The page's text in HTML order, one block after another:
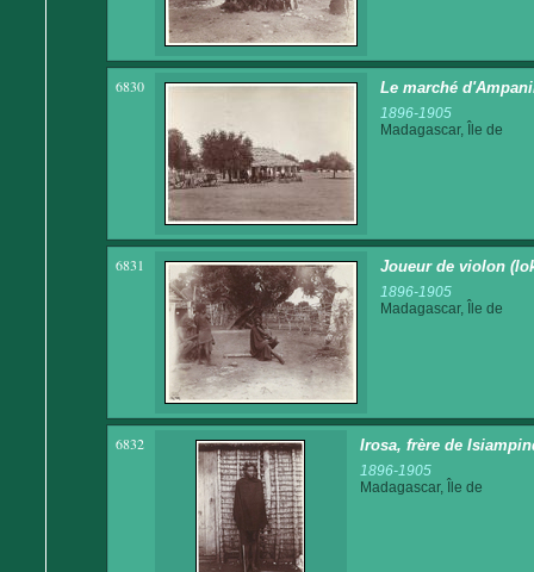
6830 Le marché
1896-1905
Madagascar, Île de
6831 Joueur de violon
1896-1905
Madagascar, Île de
6832 Irosa, frère de
1896-1905
Madagascar, Île de